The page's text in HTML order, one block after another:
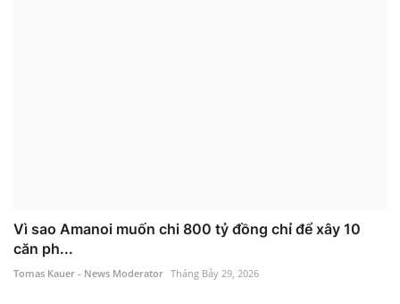
Vì sao Amanoi muốn chi 800 tỷ đồng chỉ để xây 10
căn ph...
Tomas Kauer - News Moderator Tháng Bảy 29, 2026